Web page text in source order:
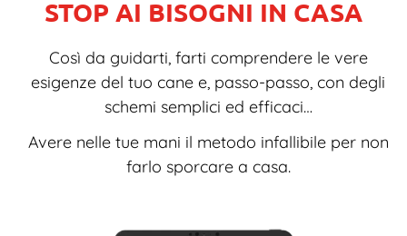
STOP AI BISOGNI IN CASA
Così da guidarti, farti comprendere le vere
esigenze del tuo cane e, passo-passo, con degli
schemi semplici ed efficaci…
Avere nelle tue mani il metodo infallibile per non
farlo sporcare a casa.